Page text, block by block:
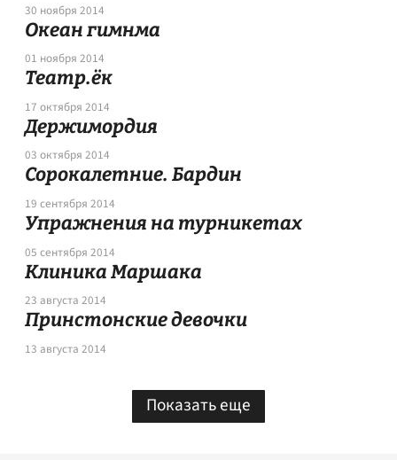
30 ноября 2014
Океан гимнма
01 ноября 2014
Театр.ёк
17 октября 2014
Держимордия
03 октября 2014
Сорокалетние. Бардин
19 сентября 2014
Упражнения на турникетах
05 сентября 2014
Клиника Маршака
23 августа 2014
Принстонские девочки
13 августа 2014
Показать еще